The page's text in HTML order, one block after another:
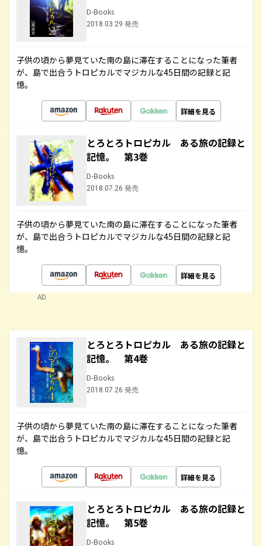
D-Books
2018.03.29 発売
子供の頃から夢見ていた南の島に滞在することになった筆者
が、島で出合うトロピカルでマジカルな45日間の記録と記
憶。
詳細を見る
とろとろトロピカル ある旅の記録と
記憶。 第3巻
D-Books
2018.07.26 発売
子供の頃から夢見ていた南の島に滞在することになった筆者
が、島で出合うトロピカルでマジカルな45日間の記録と記
憶。
詳細を見る
AD
とろとろトロピカル ある旅の記録と
記憶。 第4巻
D-Books
2018.07.26 発売
子供の頃から夢見ていた南の島に滞在することになった筆者
が、島で出合うトロピカルでマジカルな45日間の記録と記
憶。
詳細を見る
とろとろトロピカル ある旅の記録と
記憶。 第5巻
D-Books